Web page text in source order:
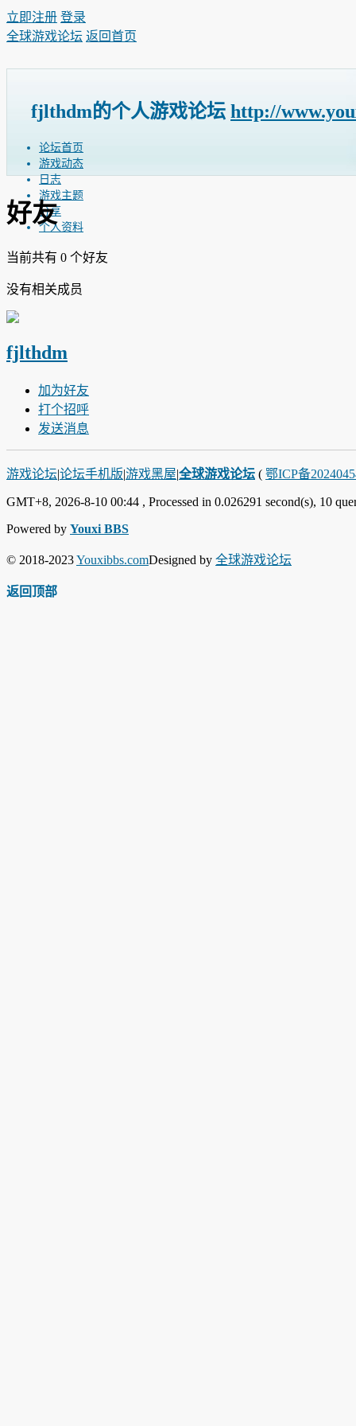
立即注册 登录
全球游戏论坛 返回首页
fjlthdm的个人游戏论坛 http://
论坛首页
游戏动态
日志
游戏主题
分享
个人资料
好友
当前共有 0 个好友
没有相关成员
fjlthdm
加为好友
打个招呼
发送消息
游戏论坛|论坛手机版|游戏黑屋|全球游戏论坛 ( 鄂ICP备
GMT+8, 2026-8-10 00:44 , Processed in 0.026291 second(s), 10
Powered by Youxi BBS
© 2018-2023Youxibbs.comDesigned by 全球游戏论坛
返回顶部